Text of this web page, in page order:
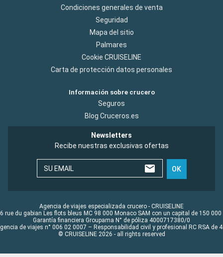
Condiciones generales de venta
Seguridad
Mapa del sitio
Palmares
Cookie CRUISELINE
Carta de protección datos personales
Información sobre crucero
Seguros
Blog Cruceros.es
Newsletters
Recibe nuestras exclusivas ofertas
SU EMAIL OK
Agencia de viajes especializada crucero - CRUISELINE
rue du gabian Les flots bleus MC 98 000 Monaco SAM con un capital de 150 000
Garantía financiera Groupama N° de póliza 4000717380/0
de viajes n° 006 02 0007 – Responsabilidad civil y profesional RC RSA de
© CRUISELINE 2026 - all rights reserved